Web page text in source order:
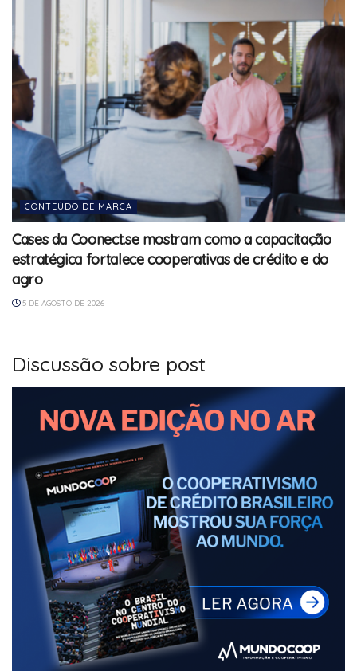
CONTEÚDO DE MARCA
Cases da Coonect.se mostram como a capacitação
estratégica fortalece cooperativas de crédito e do
agro
5 DE AGOSTO DE 2026
Discussão sobre post